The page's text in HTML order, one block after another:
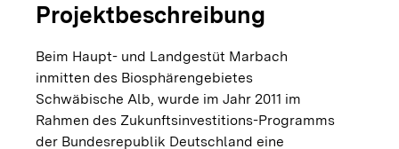
Projektbeschreibung
Beim Haupt- und Landgestüt Marbach
inmitten des Biosphärengebietes
Schwäbische Alb, wurde im Jahr 2011 im
Rahmen des Zukunftsinvestitions-Programms
der Bundesrepublik Deutschland eine